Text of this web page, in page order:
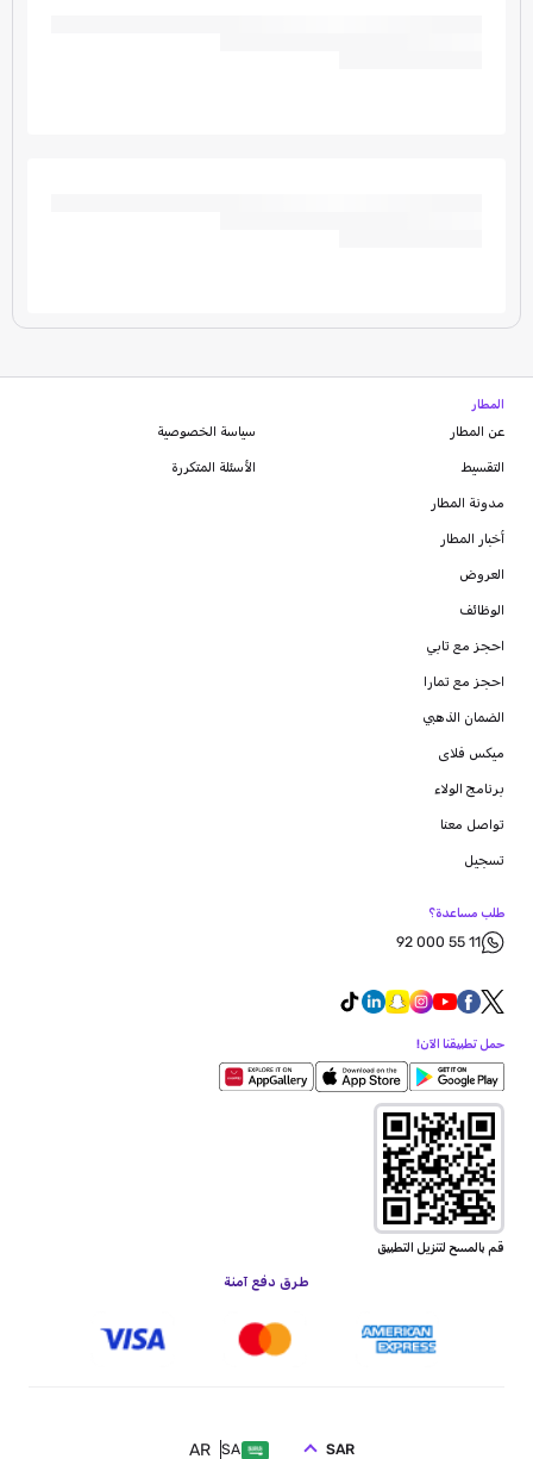
المطار
عن المطار
التقسيط
مدونة المطار
أخبار المطار
العروض
الوظائف
احجز مع تابي
احجز مع تمارا
الضمان الذهبي
ميكس فلاى
برنامج الولاء
سياسة الخصوصية
الأسئلة المتكررة
تواصل معنا
تسجيل
طلب مساعدة؟
92 000 55 11
حمل تطبيقنا الآن!
قم بالمسح لتنزيل التطبيق
طرق دفع آمنة
SA
AR SAR